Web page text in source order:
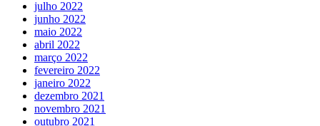
julho 2022
junho 2022
maio 2022
abril 2022
março 2022
fevereiro 2022
janeiro 2022
dezembro 2021
novembro 2021
outubro 2021